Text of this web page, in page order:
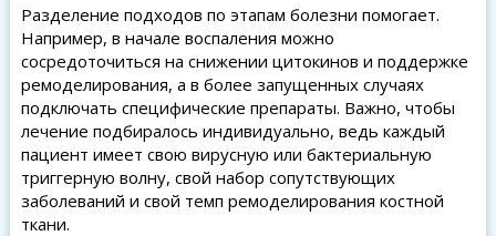
Разделение подходов по этапам болезни помогает.
Например, в начале воспаления можно
сосредоточиться на снижении цитокинов и поддержке
ремоделирования, а в более запущенных случаях
подключать специфические препараты. Важно, чтобы
лечение подбиралось индивидуально, ведь каждый
пациент имеет свою вирусную или бактериальную
триггерную волну, свой набор сопутствующих
заболеваний и свой темп ремоделирования костной
ткани.